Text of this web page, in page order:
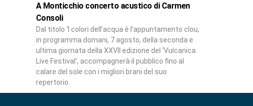
A Monticchio concerto acustico di Carmen
Consoli
Dal titolo ‘I colori dell’acqua è l’appuntamento clou,
in programma domani, 7 agosto, della seconda e
ultima giornata della XXVII edizione del ‘Vulcanica
Live Festival’, accompagnerà il pubblico fino al
calare del sole con i migliori brani del suo
repertorio.